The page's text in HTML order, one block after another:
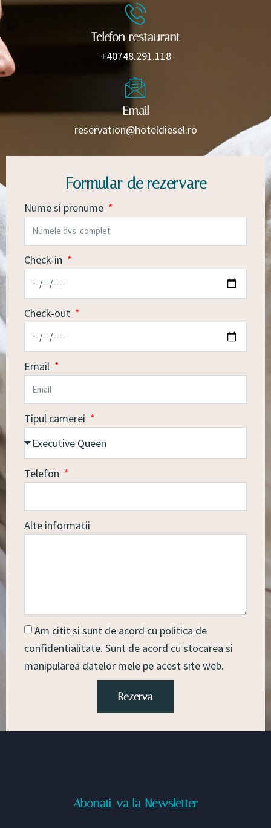
Telefon restaurant
+40748.291.118
Email
reservation@hoteldiesel.ro
Formular de rezervare
Nume si prenume
Check-in
Check-out
Email
Tipul camerei
Telefon
Alte informatii
Am citit si sunt de acord cu politica de
confidentialitate. Sunt de acord cu stocarea si
manipularea datelor mele pe acest site web.
Rezerva
Abonati-va la Newsletter